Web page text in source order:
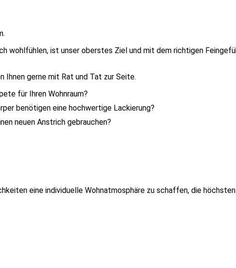
wohlfühlen, ist unser oberstes Ziel und mit dem richtigen
Ihnen gerne mit Rat und Tat zur Seite.
für Ihren Wohnraum?
benötigen eine hochwertige Lackierung?
neuen Anstrich gebrauchen?
eine individuelle Wohnatmosphäre zu schaffen, die höchsten